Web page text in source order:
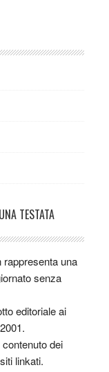
TESTATA
una
senza
editoriale ai
contenuto dei
linkati.